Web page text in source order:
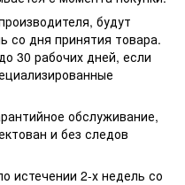
будут
со дня принятия товара.
30 рабочих дней, если
обслуживание,
и без следов
истечении 2-х недель со